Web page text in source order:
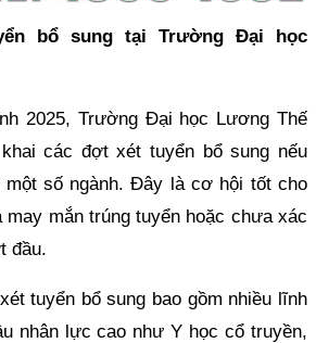
bổ sung tại Trường Đại học
2025, Trường Đại học Lương Thế
các đợt xét tuyển bổ sung nếu
số ngành. Đây là cơ hội tốt cho
mắn trúng tuyển hoặc chưa xác
đầu.
tuyển bổ sung bao gồm nhiều lĩnh
nhân lực cao như Y học cổ truyền,